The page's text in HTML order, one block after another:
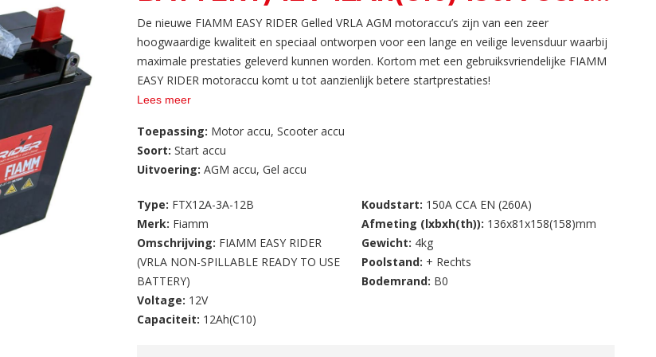
EN (260A)
De nieuwe FIAMM EASY RIDER Gelled VRLA AGM motoraccu’s zijn van een zeer
hoogwaardige kwaliteit en speciaal ontworpen voor een lange en veilige levensduur waarbij
maximale prestaties geleverd kunnen worden. Kortom met een gebruiksvriendelijke FIAMM
EASY RIDER motoraccu komt u tot aanzienlijk betere startprestaties!
Lees meer
Toepassing: Motor accu, Scooter accu
Soort: Start accu
Uitvoering: AGM accu, Gel accu
Type: FTX12A-3A-12B
Merk: Fiamm
Omschrijving: FIAMM EASY RIDER
(VRLA NON-SPILLABLE READY TO USE
BATTERY)
Voltage: 12V
Capaciteit: 12Ah(C10)
Koudstart: 150A CCA EN (260A)
Afmeting (lxbxh(th)): 136x81x158(158)mm
Gewicht: 4kg
Poolstand: + Rechts
Bodemrand: B0